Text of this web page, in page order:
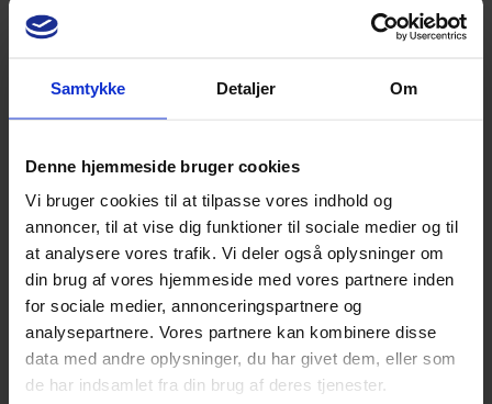
Samtykke Detaljer Om
Denne hjemmeside bruger cookies
Vi bruger cookies til at tilpasse vores indhold og
annoncer, til at vise dig funktioner til sociale medier og til
at analysere vores trafik. Vi deler også oplysninger om
din brug af vores hjemmeside med vores partnere inden
for sociale medier, annonceringspartnere og
analysepartnere. Vores partnere kan kombinere disse
data med andre oplysninger, du har givet dem, eller som
de har indsamlet fra din brug af deres tjenester.
usur/tandhalsfyldning
vævsreaktioner og kroppens forsvarsmekanismer,
som normalt vanskeliggør tandlægens arbejde.
kontrol og mindske presset, mens du arbejder.
Fremover er du færdig med uønskede blødninger eller
væskesivninger.
27 minutter
3.Vævshåndtering ved
fyldningsbehandling: ved vanskeligt
matriceanlæg